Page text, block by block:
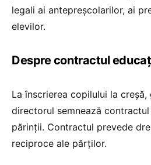
legali ai antepreșcolarilor, ai
elevilor.
Despre contractul
La înscrierea copilului la
directorul semnează
părinții. Contractul prevede
reciproce ale părților.